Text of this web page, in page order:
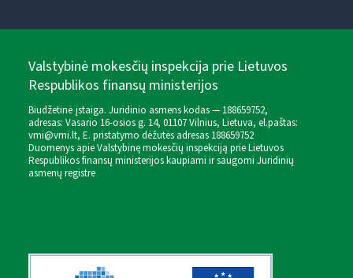
Valstybinė mokesčių inspekcija prie Lietuvos
Respublikos finansų ministerijos
Biudžetinė įstaiga. Juridinio asmens kodas — 188659752,
adresas: Vasario 16-osios g. 14, 01107 Vilnius, Lietuva, el.paštas:
vmi@vmi.lt, E. pristatymo dėžutės adresas 188659752
Duomenys apie Valstybinę mokesčių inspekciją prie Lietuvos
Respublikos finansų ministerijos kaupiami ir saugomi Juridinių
asmenų registre